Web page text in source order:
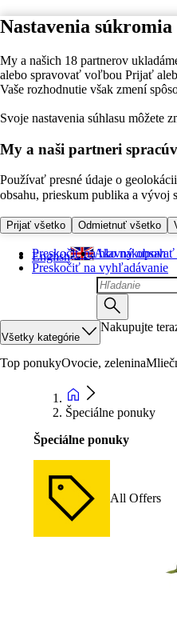
Nastavenia súkromia
My a našich 18 partnerov
alebo spravovať voľbou Prijať
Vaše rozhodnutie však zmení
Svoje nastavenia súhlasu môžete
My a naši partneri
Používať presné údaje o
obsahu, prieskum publika a vývoj
Prijať všetko Odmietnuť všetko
Preskočiť na hlavný obsah
Preskočiť na vyhľadávanie
English Ako nakupovať
Všetky kategórie
Nakupujte
Top ponukyOvocie, zelenina
Špeciálne ponuky
Špeciálne ponuky
All Offers